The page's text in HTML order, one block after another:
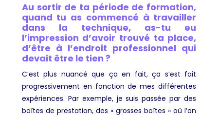
Au sortir de ta période de formation,
quand tu as commencé à travailler
dans la technique, as-tu eu
l’impression d’avoir trouvé ta place,
d’être à l’endroit professionnel qui
devait être le tien ?
C’est plus nuancé que ça en fait, ça s’est fait
progressivement en fonction de mes différentes
expériences. Par exemple, je suis passée par des
boîtes de prestation, des « grosses boîtes » où l’on